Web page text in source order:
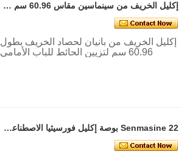
إكليل الخريف من سينماسين مقاس 60.96 سم من نبات بانيان الاصطناعي لديكور التعليق على الحائط والباب الأمامي
إكليل الخريف من بانيان لحصاد الخريف بطول
60.96 سم لتزيين الحائط للباب الأمامي
Senmasine 22 بوصة إكليل فورسيثيا الاصطناعي للخريف للجدار الأمامي للباب الأمامي للتعليق على حصاد الخريف